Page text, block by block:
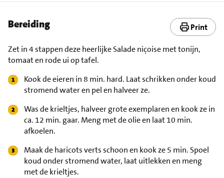
Bereiding Print
Zet in 4 stappen deze heerlijke Salade niçoise met tonijn,
tomaat en rode ui op tafel.
Kook de eieren in 8 min. hard. Laat schrikken onder koud
stromend water en pel en halveer ze.
Was de krieltjes, halveer grote exemplaren en kook ze in
ca. 12 min. gaar. Meng met de olie en laat 10 min.
afkoelen.
Maak de haricots verts schoon en kook ze 5 min. Spoel
koud onder stromend water, laat uitlekken en meng
met de krieltjes.